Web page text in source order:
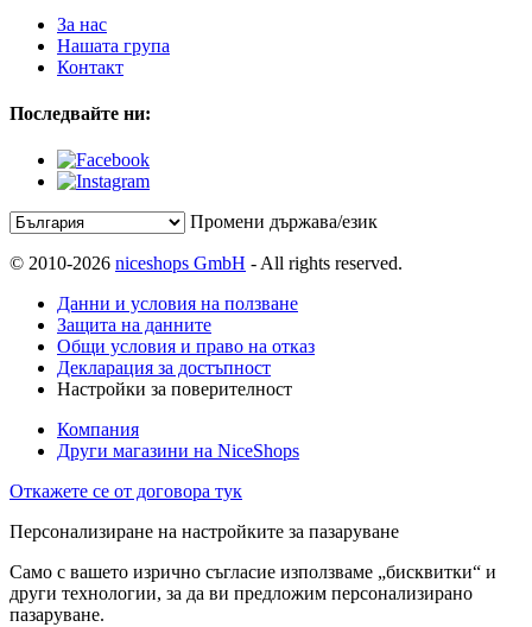
За нас
Нашата група
Контакт
Последвайте ни:
Промени държава/език
© 2010-2026 niceshops GmbH - All rights reserved.
Данни и условия на ползване
Защита на данните
Общи условия и право на отказ
Декларация за достъпност
Настройки за поверителност
Компания
Други магазини на NiceShops
Откажете се от договора тук
Персонализиране на настройките за пазаруване
Само с вашето изрично съгласие използваме „бисквитки“ и
други технологии, за да ви предложим персонализирано
пазаруване.